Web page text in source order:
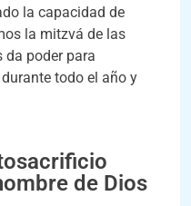
la capacidad de
la mitzvá de las
da poder para
todo el año y
de Dios